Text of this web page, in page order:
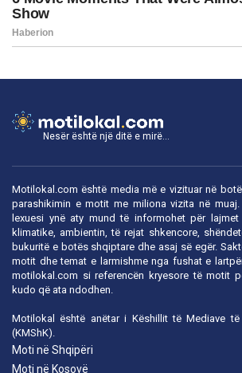
Nesër është një ditë e mirë...
Motilokal.com është media më e vizituar në
parashikimin e motit me miliona vizita në muaj.
lexuesi ynë aty mund të informohet për
klimatike, ambientin, të rejat shkencore,
bukuritë e botës shqiptare dhe asaj së egër.
motit dhe temat e larmishme nga fushat e
motilokal.com si referencën kryesore të motit
kudo që ata ndodhen.
Motilokal është anëtar i Këshillit të Mediave
(KMShK).
Moti në Shqipëri
Moti në Kosovë